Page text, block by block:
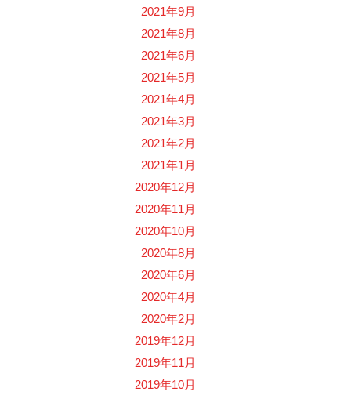
2021年9月
2021年8月
2021年6月
2021年5月
2021年4月
2021年3月
2021年2月
2021年1月
2020年12月
2020年11月
2020年10月
2020年8月
2020年6月
2020年4月
2020年2月
2019年12月
2019年11月
2019年10月